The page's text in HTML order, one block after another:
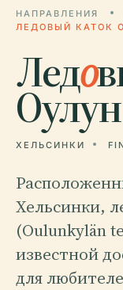
НАПРАВЛЕНИЯ
ЛЕДОВЫЙ КАТОК
Ледо
ХЕЛЬСИНКИ
Хельсинки,
(Oulunkylän
известной
для